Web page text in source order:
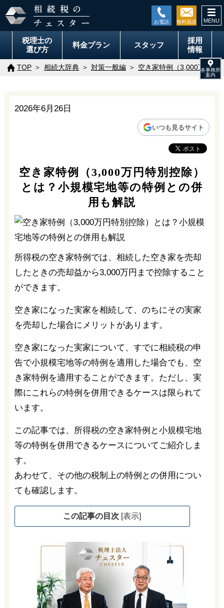
税理士の
選び方
料金プラン スタッフ
採用
情報
TOP 相続大辞典 対策一般編 空き家特例（3,000万円特
2026年6月26日
いつも見るサイト
空き家特例（3,000万円特別控除）
とは？小規模宅地等の特例との併
用も解説
所得税の空き家特例では、相続した空き家を売却
したときの売却益から3,000万円まで控除すること
ができます。
空き家になった実家を相続して、のちにその実家
を売却した場合にメリットがあります。
空き家になった実家について、すでに相続税の申
告で小規模宅地等の特例を適用した場合でも、空
き家特例を適用することができます。ただし、実
際にこれらの特例を併用できるケースは限られて
います。
この記事では、所得税の空き家特例と小規模宅地
等の特例を併用できるケースについてご紹介しま
す。
あわせて、その他の税制上の特例との併用につい
ても確認します。
この記事の目次 [表示]